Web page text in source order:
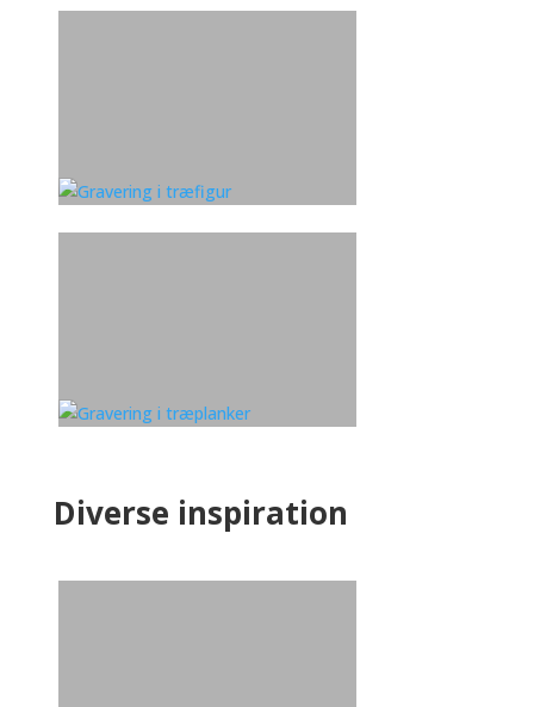
Diverse inspiration